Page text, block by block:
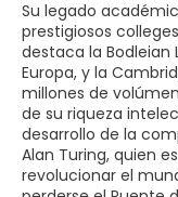
Su legado
prestigiosos
destaca la Bodleian
Europa, y la
millones de
de su riqueza
desarrollo de la
Alan Turing, quien
revolucionar el